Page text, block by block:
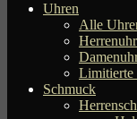
Uhren
Alle
Herrenuhr
Limitierte
Schmuck